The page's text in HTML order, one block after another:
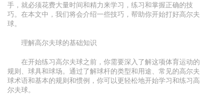
手，就必须花费大量时间和精力来学习，练习和掌握正确的技
巧。在本文中，我们将会介绍一些技巧，帮助你开始打好高尔夫
球。
理解高尔夫球的基础知识
在开始练习高尔夫球之前，你需要深入了解这项体育运动的
规则、球具和球场。通过了解球杆的类型和用途、常见的高尔夫
球术语和基本的规则和惯例，你可以更轻松地开始学习和练习高
尔夫球。